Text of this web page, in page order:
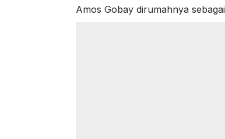
Amos Gobay dirumahnya